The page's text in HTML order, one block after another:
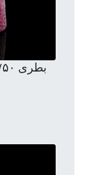
بطری ۷۵۰ سی سی اسلیم دهانه ۲۸